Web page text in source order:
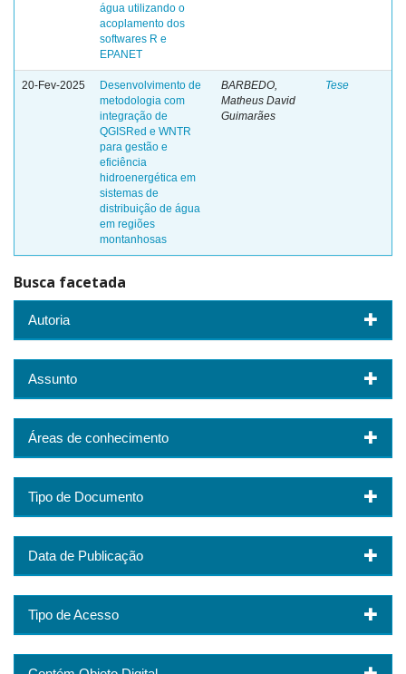
água utilizando o
acoplamento dos
softwares R e
EPANET
20-Fev-2025
Desenvolvimento de
metodologia com
integração de
QGISRed e WNTR
para gestão e
eficiência
hidroenergética em
sistemas de
distribuição de água
em regiões
montanhosas
BARBEDO,
Matheus David
Guimarães
Tese
Busca facetada
Autoria
Assunto
Áreas de conhecimento
Tipo de Documento
Data de Publicação
Tipo de Acesso